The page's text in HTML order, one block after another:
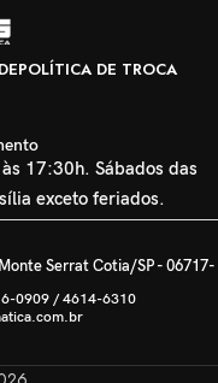
POLÍTICA DE TROCA
17:30h. Sábados das
exceto feriados.
Serrat Cotia/SP - 06717-
0909 / 4614-6310